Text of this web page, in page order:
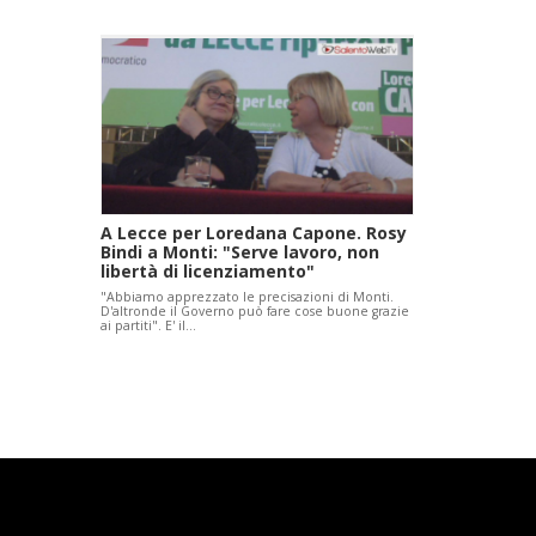
A Lecce per Loredana Capone. Rosy
Bindi a Monti: "Serve lavoro, non
libertà di licenziamento"
"Abbiamo apprezzato le precisazioni di Monti.
D'altronde il Governo può fare cose buone grazie
ai partiti". E' il…